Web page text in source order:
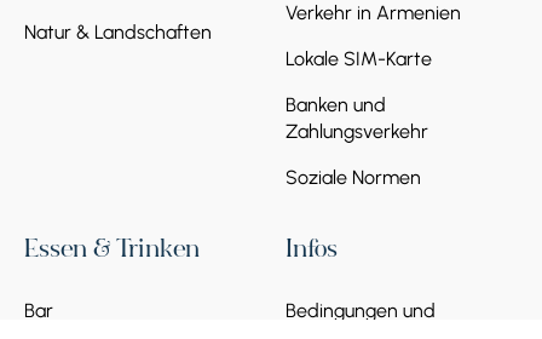
Natur & Landschaften
Verkehr in Armenien
Lokale SIM-Karte
Banken und
Zahlungsverkehr
Soziale Normen
Essen & Trinken
Bar
Infos
Bedingungen und